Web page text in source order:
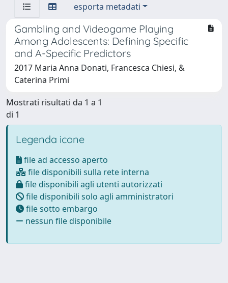
esporta metadati
Gambling and Videogame Playing
Among Adolescents: Defining Specific
and A-Specific Predictors
2017 Maria Anna Donati, Francesca Chiesi, &
Caterina Primi
Mostrati risultati da 1 a 1
di 1
Legenda icone
file ad accesso aperto
file disponibili sulla rete interna
file disponibili agli utenti autorizzati
file disponibili solo agli amministratori
file sotto embargo
nessun file disponibile